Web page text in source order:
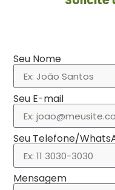
Seu Nome
Seu E-mail
Seu Telefone/
Mensagem